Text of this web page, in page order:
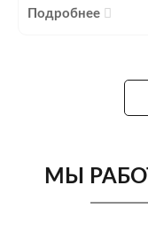
Подробнее
МЫ